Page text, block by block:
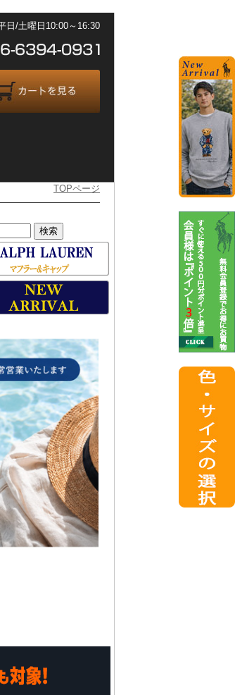
日/土曜日10:00～16:30
TOPページ